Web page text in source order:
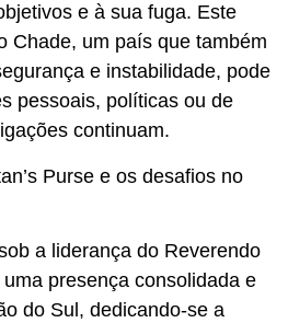
e à sua fuga. Este
Chade, um país que também
e instabilidade, pode
pessoais, políticas ou de
continuam.
Purse e os desafios no
a liderança do Reverendo
presença consolidada e
do Sul, dedicando-se a